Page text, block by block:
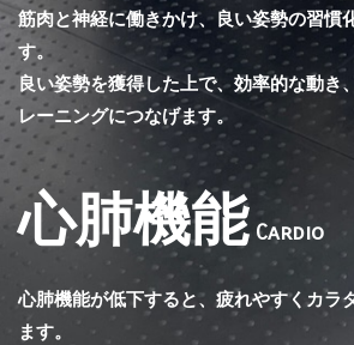
筋肉と神経に働きかけ、良い姿勢の習慣
す。
良い姿勢を獲得した上で、効率的な動き
レーニングにつなげます。
心肺機能 Cardio
心肺機能が低下すると、疲れやすくカラ
ます。